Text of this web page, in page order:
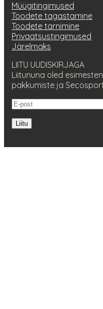
Müügitingimused
Toodete tagastamine
Toodete tarnimine
Privaatsustingimused
Järelmaks
LIITU UUDISKIRJAGA
Liitununa oled
pakkumiste ja
Liitu